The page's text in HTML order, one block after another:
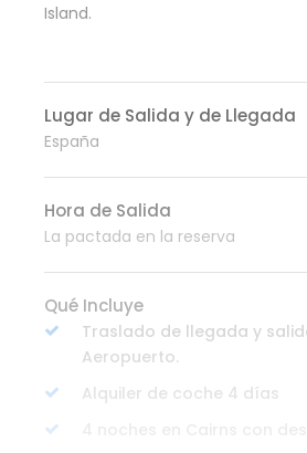
Island.
Lugar de Salida y de Llegada
España
Hora de Salida
La pactada en la reserva
Qué Incluye
Traslado de llegada y
Aeropuerto.
Alquiler de coche 4 días